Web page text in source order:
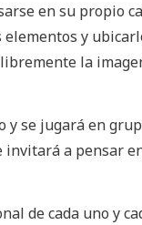
en su propio
y
la
se jugará en
invitará a pensar
de cada uno y